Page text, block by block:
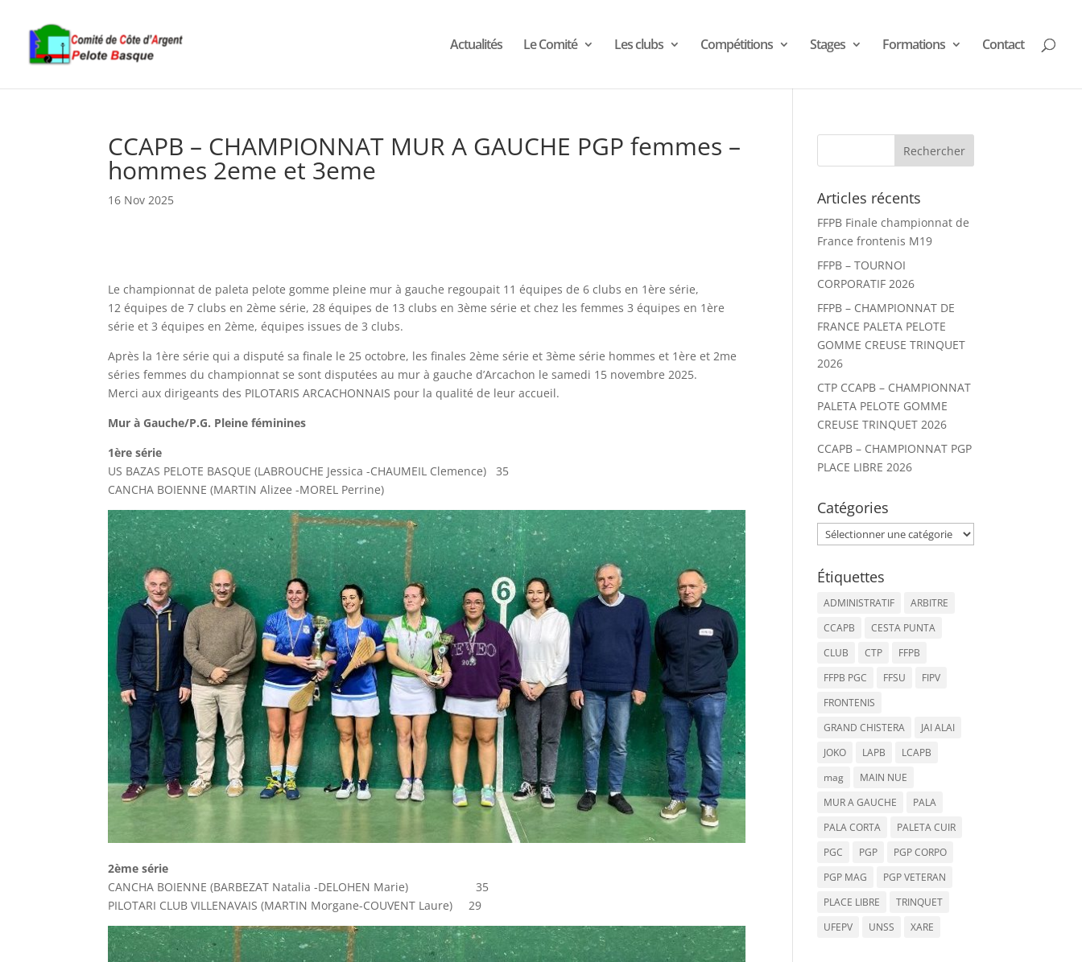
Actualités Le Comité Les clubs Compétitions Stages Formations Contact
CCAPB – CHAMPIONNAT MUR A GAUCHE PGP femmes –
hommes 2eme et 3eme
16 Nov 2025
Le championnat de paleta pelote gomme pleine mur à gauche regoupait 11 équipes de 6 clubs en 1ère série,
12 équipes de 7 clubs en 2ème série, 28 équipes de 13 clubs en 3ème série et chez les femmes 3 équipes en 1ère
série et 3 équipes en 2ème, équipes issues de 3 clubs.
Après la 1ère série qui a disputé sa finale le 25 octobre, les finales 2ème série et 3ème série hommes et 1ère et 2me
séries femmes du championnat se sont disputées au mur à gauche d’Arcachon le samedi 15 novembre 2025.
Merci aux dirigeants des PILOTARIS ARCACHONNAIS pour la qualité de leur accueil.
Mur à Gauche/P.G. Pleine féminines
1ère série
US BAZAS PELOTE BASQUE (LABROUCHE Jessica -CHAUMEIL Clemence) 35
CANCHA BOIENNE (MARTIN Alizee -MOREL Perrine)
2ème série
CANCHA BOIENNE (BARBEZAT Natalia -DELOHEN Marie) 35
PILOTARI CLUB VILLENAVAIS (MARTIN Morgane-COUVENT Laure) 29
Articles récents
FFPB Finale championnat de
France frontenis M19
FFPB – TOURNOI
CORPORATIF 2026
FFPB – CHAMPIONNAT DE
FRANCE PALETA PELOTE
GOMME CREUSE TRINQUET
2026
CTP CCAPB – CHAMPIONNAT
PALETA PELOTE GOMME
CREUSE TRINQUET 2026
CCAPB – CHAMPIONNAT PGP
PLACE LIBRE 2026
Catégories
Catégories
Étiquettes
ADMINISTRATIF
ARBITRE
CCAPB
CESTA PUNTA
CLUB
CTP
FFPB
FFPB PGC
FFSU
FIPV
FRONTENIS
GRAND CHISTERA
JAI ALAI
JOKO
LAPB
LCAPB
mag
MAIN NUE
MUR A GAUCHE
PALA
PALA CORTA
PALETA CUIR
PGC
PGP
PGP CORPO
PGP MAG
PGP VETERAN
PLACE LIBRE
TRINQUET
UFEPV
UNSS XARE